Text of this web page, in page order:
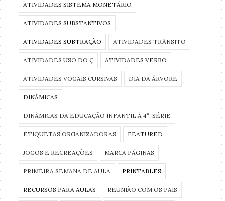
ATIVIDADES SISTEMA MONETÁRIO
ATIVIDADES SUBSTANTIVOS
ATIVIDADES SUBTRAÇÃO ATIVIDADES TRÂNSITO
ATIVIDADES USO DO Ç ATIVIDADES VERBO
ATIVIDADES VOGAIS CURSIVAS DIA DA ÁRVORE
DINÂMICAS
DINÂMICAS DA EDUCAÇÃO INFANTIL À 4ª. SÉRIE
ETIQUETAS ORGANIZADORAS FEATURED
JOGOS E RECREAÇÕES MARCA PÁGINAS
PRIMEIRA SEMANA DE AULA PRINTABLES
RECURSOS PARA AULAS REUNIÃO COM OS PAIS